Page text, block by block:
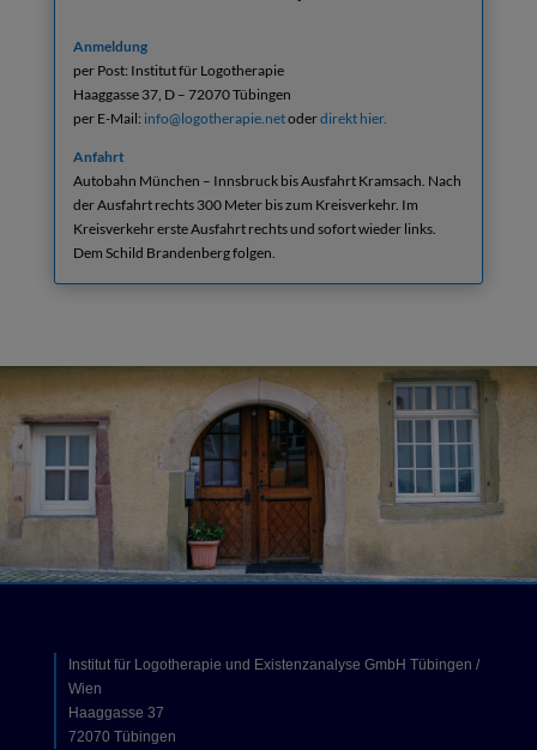
Anmeldung
per Post: Institut für Logotherapie
Haaggasse 37, D – 72070 Tübingen
per E-Mail: info@logotherapie.netoderdirekt hier.
Anfahrt
Autobahn München – Innsbruck bis Ausfahrt Kramsach. Nach
der Ausfahrt rechts 300 Meter bis zum Kreisverkehr. Im
Kreisverkehr erste Ausfahrt rechts und sofort wieder links.
Dem Schild Brandenberg folgen.
Institut für Logotherapie und Existenzanalyse GmbH Tübingen /
Wien
Haaggasse 37
72070 Tübingen